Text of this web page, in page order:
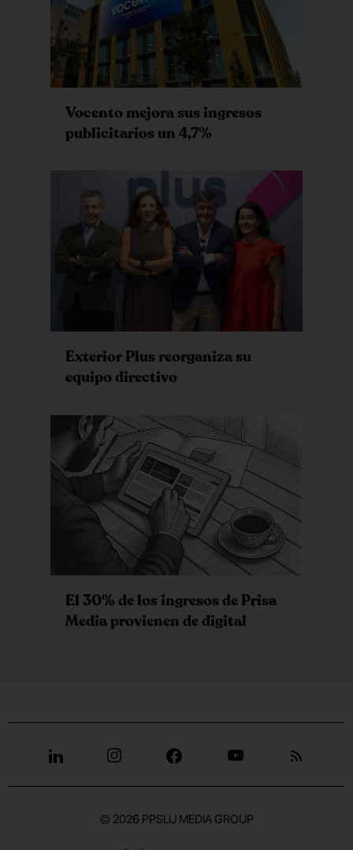
Vocento mejora sus ingresos
publicitarios un 4,7%
Exterior Plus reorganiza su
equipo directivo
El 30% de los ingresos de Prisa
Media provienen de digital
© 2026 PPSLU MEDIA GROUP